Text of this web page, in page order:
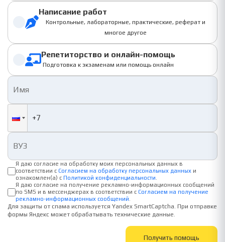
Написание работ
Контрольные, лабораторные, практические, реферат и
многое другое
Репетиторство и онлайн-помощь
Подготовка к экзаменам или помощь онлайн
Я даю согласие на обработку моих персональных данных в
соответствии с Согласием на обработку персональных данных и
ознакомлен(а) с Политикой конфиденциальности
Я даю согласие на получение рекламно-информационных сообщений
по SMS и в мессенджерах в соответствии с Согласием на получение
рекламно-информационных сообщений
Для защиты от спама используется Yandex SmartCaptcha. При отправке
формы Яндекс может обрабатывать технические данные.
Получить помощь